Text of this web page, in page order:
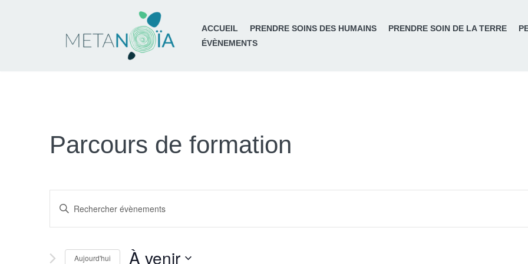
ACCUEIL PRENDRE SOINS DES HUMAINS PRENDRE SOIN DE LA TERRE
ÉVÈNEMENTS
Parcours de formation
Recherche
et
Saisir
Rechercher
Aujourd'hui À venir